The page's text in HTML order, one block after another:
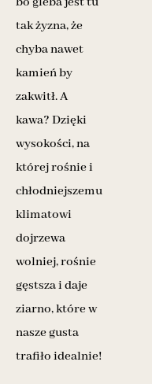
tak żyzna, że
chyba nawet
kamień by
zakwitł. A
kawa? Dzięki
wysokości, na
której rośnie i
chłodniejszemu
klimatowi
dojrzewa
wolniej, rośnie
gęstsza i daje
ziarno, które w
nasze gusta
trafiło idealnie!